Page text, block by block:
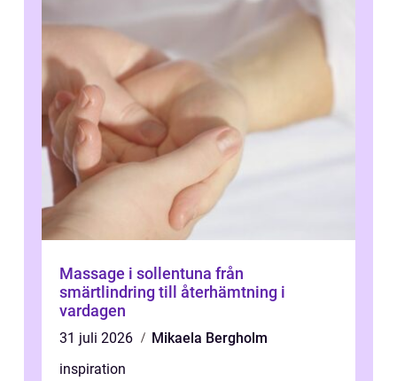
Massage i sollentuna från
smärtlindring till återhämtning i
vardagen
31 juli 2026
Mikaela Bergholm
inspiration